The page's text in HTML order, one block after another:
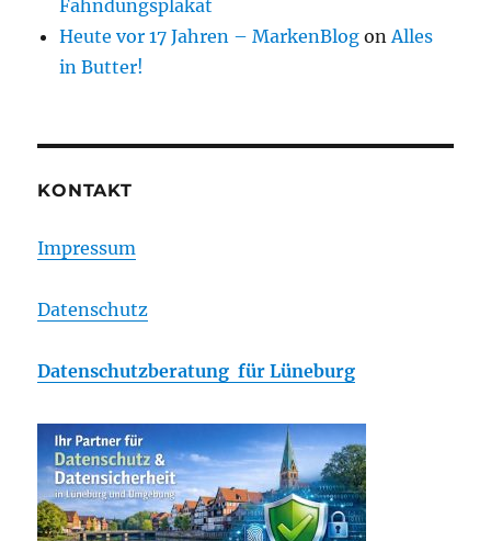
Fahndungsplakat
Heute vor 17 Jahren – MarkenBlog onAlles
in Butter!
KONTAKT
Impressum
Datenschutz
Datenschutzberatung für Lüneburg